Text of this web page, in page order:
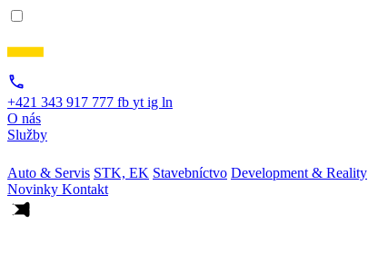
+421 343 917 777 fb yt ig ln
O nás
Služby
Auto & Servis STK, EK Stavebníctvo Development & Reality
Novinky Kontakt